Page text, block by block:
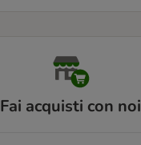
Fai acquisti con noi